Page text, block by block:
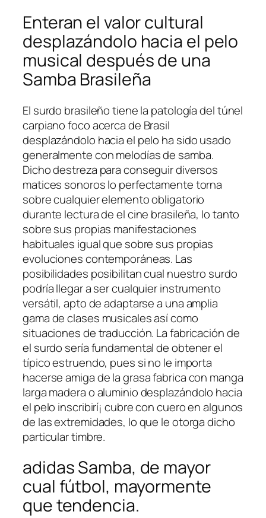
Enteran el valor cultural
desplazándolo hacia el pelo
musical después de una
Samba Brasileña
El surdo brasileño tiene la patologí­a del túnel
carpiano foco acerca de Brasil
desplazándolo hacia el pelo ha sido usado
generalmente con melodías de samba.
Dicho destreza para conseguir diversos
matices sonoros lo perfectamente torna
sobre cualquier elemento obligatorio
durante lectura de el cine brasileña, lo tanto
sobre sus propias manifestaciones
habituales igual que sobre sus propias
evoluciones contemporáneas. Las
posibilidades posibilitan cual nuestro surdo
podrí­a llegar a ser cualquier instrumento
versátil, apto de adaptarse a una amplia
gama de clases musicales así­ como
situaciones de traducción. La fabricación de
el surdo serí­a fundamental de obtener el
típico estruendo, pues si no le importa
hacerse amiga de la grasa fabrica con manga
larga madera o aluminio desplazándolo hacia
el pelo inscribirí¡ cubre con cuero en algunos
de las extremidades, lo que le otorga dicho
particular timbre.
adidas Samba, de mayor
cual fútbol, mayormente
que tendencia.